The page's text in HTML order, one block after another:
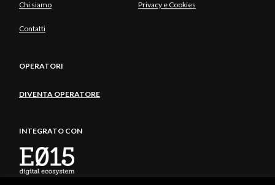
Chi siamo Privacy e Cookies
Contatti
OPERATORI
DIVENTA OPERATORE
INTEGRATO CON